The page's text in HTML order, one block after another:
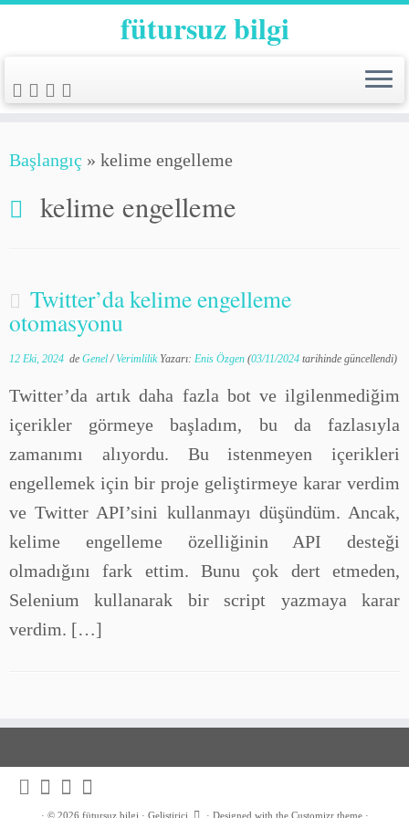
fütursuz bilgi
Başlangıç » kelime engelleme
kelime engelleme
Twitter’da kelime engelleme
otomasyonu
12 Eki, 2024 de Genel/Verimlilik Yazarı: Enis Özgen (03/11/2024 tarihinde güncellendi)
Twitter’da artık daha fazla bot ve ilgilenmediğim
içerikler görmeye başladım, bu da fazlasıyla
zamanımı alıyordu. Bu istenmeyen içerikleri
engellemek için bir proje geliştirmeye karar verdim
ve Twitter API’sini kullanmayı düşündüm. Ancak,
kelime engelleme özelliğinin API desteği
olmadığını fark ettim. Bunu çok dert etmeden,
Selenium kullanarak bir script yazmaya karar
verdim. […]
· © 2026 fütursuz bilgi · Geliştirici · Designed with the Customizr theme·